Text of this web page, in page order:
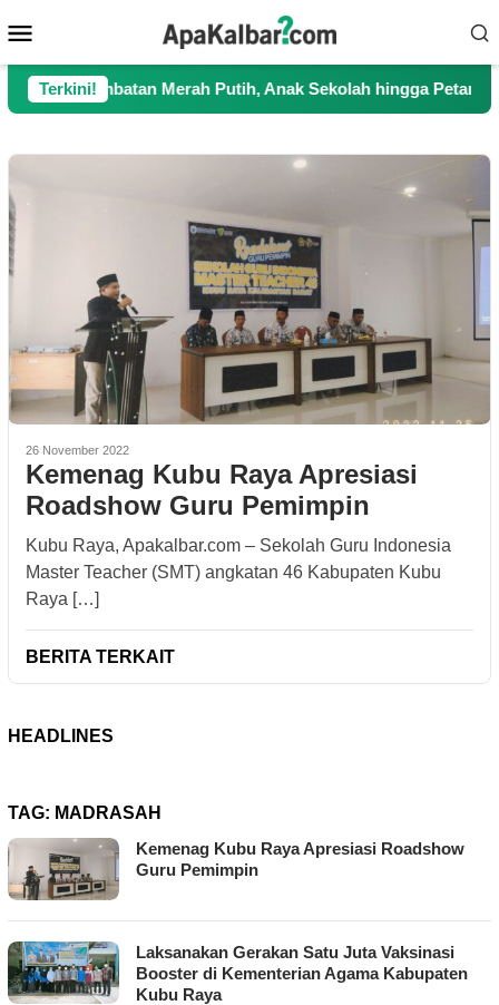
ke
kontenMobile
Terkini!
Jembatan Merah Putih, Anak Sekolah hingga Petani Kini
26 November 2022
Kemenag Kubu Raya Apresiasi
Roadshow Guru Pemimpin
Kubu Raya, Apakalbar.com – Sekolah Guru Indonesia
Master Teacher (SMT) angkatan 46 Kabupaten Kubu
Raya […]
BERITA TERKAIT
HEADLINES
TAG: MADRASAH
Kemenag Kubu Raya Apresiasi Roadshow
Guru Pemimpin
Laksanakan Gerakan Satu Juta Vaksinasi
Booster di Kementerian Agama Kabupaten
Kubu Raya